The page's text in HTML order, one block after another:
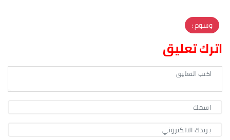
وسوم :
اترك تعليق